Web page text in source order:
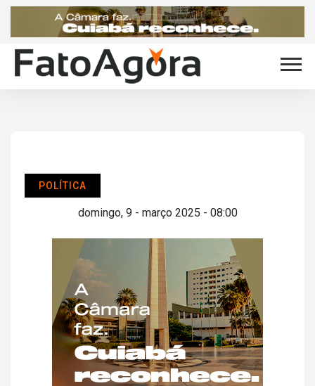
POLÍTICA
domingo, 9 - março 2025 - 08:00